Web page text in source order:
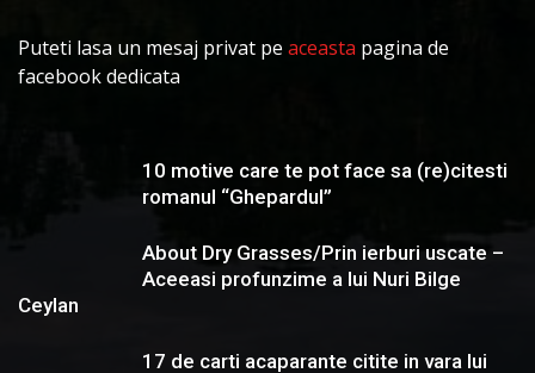
Puteti lasa un mesaj privat pe aceasta pagina de
facebook dedicata
10 motive care te pot face sa (re)citesti
romanul “Ghepardul”
About Dry Grasses/Prin ierburi uscate –
Aceeasi profunzime a lui Nuri Bilge
Ceylan
17 de carti acaparante citite in vara lui